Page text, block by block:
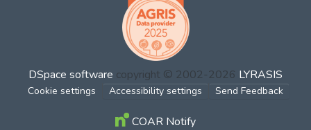
DSpace software copyright © 2002-2026 LYRASIS
Cookie settings Accessibility settings Send Feedback
COAR Notify